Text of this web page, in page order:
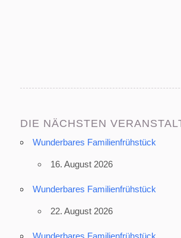
DIE NÄCHSTEN
Wunderbares Familienfrühstück
16. August 2026
Wunderbares Familienfrühstück
22. August 2026
Wunderbares Familienfrühstück